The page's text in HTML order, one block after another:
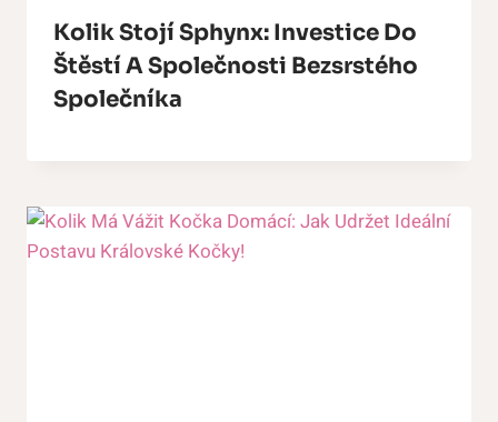
Kolik Stojí Sphynx: Investice Do
Štěstí A Společnosti Bezsrstého
Společníka